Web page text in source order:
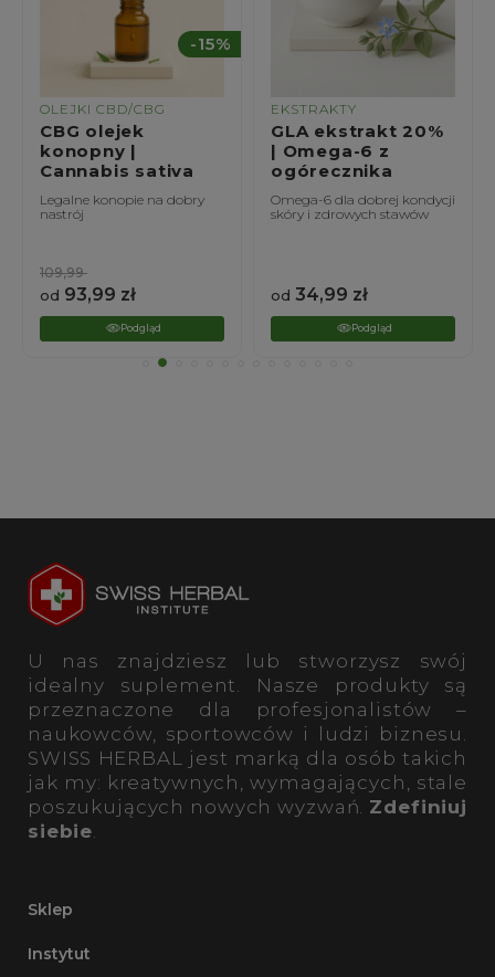
EKSTRAKTY
GLA ekstrakt 20%
| Omega-6 z
ogórecznika
Omega-6 dla dobrej kondycji
skóry i zdrowych stawów
od 34,99 zł
Podgląd
EKSTRAKTY
Szarłat ekstrakt
20% | Amaranthus
caudatus
Amarantowe wsparcie
zdrowia wątroby i
od 24,99 zł
Podgląd
U nas znajdziesz lub stworzysz swój
idealny suplement. Nasze produkty są
przeznaczone dla profesjonalistów –
naukowców, sportowców i ludzi biznesu.
SWISS HERBAL jest marką dla osób takich
jak my: kreatywnych, wymagających, stale
poszukujących nowych wyzwań. Zdefiniuj
siebie
Sklep
Instytut